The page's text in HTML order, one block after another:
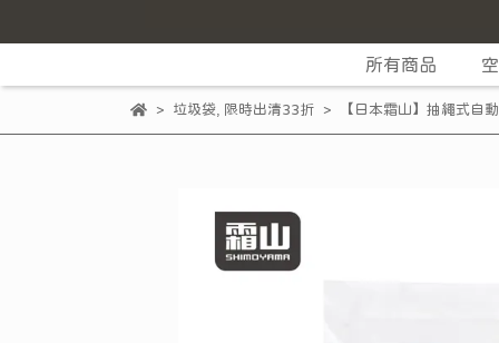
所有商品
垃圾袋, 限時出清33折 【日本霜山】抽繩式自